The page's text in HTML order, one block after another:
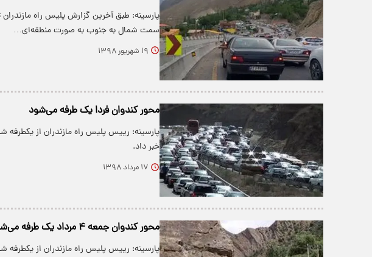
پارسینه: طبق آخرین گزارش پلیس راه
سمت شمال به جنوب به صورت منطقه‌ای…
۱۹ شهریور ۱۳۹۸
محور کندوان فردا یک طرفه می‌شود
پارسینه: رییس پلیس راه مازندران از
خبر داد.
۱۷ مرداد ۱۳۹۸
محور کندوان جمعه ۴ مرداد یک طرفه می‌شود